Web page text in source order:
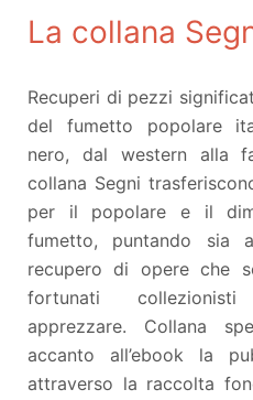
La collana
Recuperi di pezzi
del fumetto popolare
nero, dal western alla
collana Segni
per il popolare e il
fumetto, puntando sia
recupero di opere che
fortunati
apprezzare. Collana
accanto all’ebook la
attraverso la raccolta